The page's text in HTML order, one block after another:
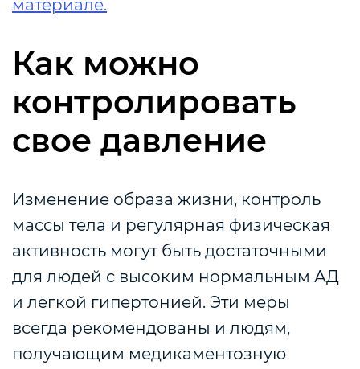
материале.
Как можно
контролировать
свое давление
Изменение образа жизни, контроль
массы тела и регулярная физическая
активность могут быть достаточными
для людей с высоким нормальным АД
и легкой гипертонией. Эти меры
всегда рекомендованы и людям,
получающим медикаментозную